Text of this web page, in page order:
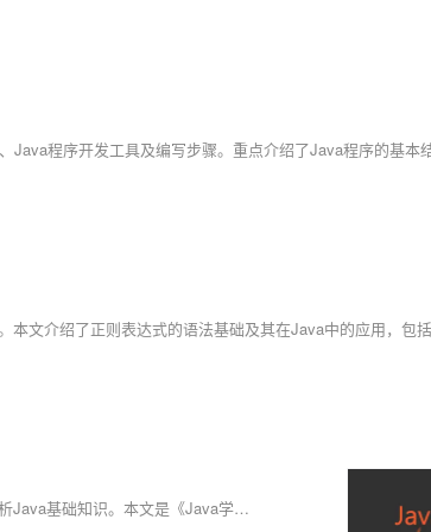
从Java环境的搭建到实际代码的编写，从基本用法的讲解到底层原理的剖析，深度解析Java基础知识。本文是《Java学习路线》专栏的起始文章，旨在提供一套完整的Java学习路线，覆盖Java基础知识、数据库、SSM/SpringBoot等框架、Redis/MQ等中间件、设计模式、架构设计、性能调优、源码解读、核心面试题等全面的知识点，并在未来不断更新和完善，帮助Java从业者在更短的时间内成长为高级开发。